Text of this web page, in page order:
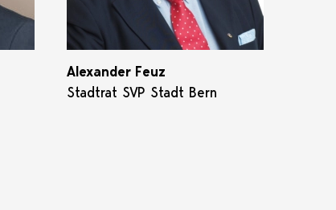
Alexander Feuz
Stadtrat SVP Stadt Bern